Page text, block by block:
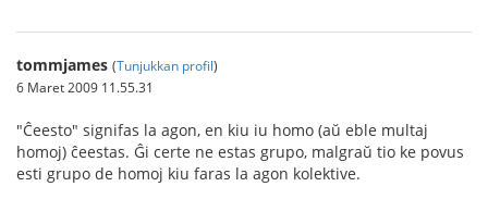
tommjames (Tunjukkan profil)
6 Maret 2009 11.55.31
"Ĉeesto" signifas la agon, en kiu iu homo (aŭ eble multaj
homoj) ĉeestas. Ĝi certe ne estas grupo, malgraŭ tio ke povus
esti grupo de homoj kiu faras la agon kolektive.